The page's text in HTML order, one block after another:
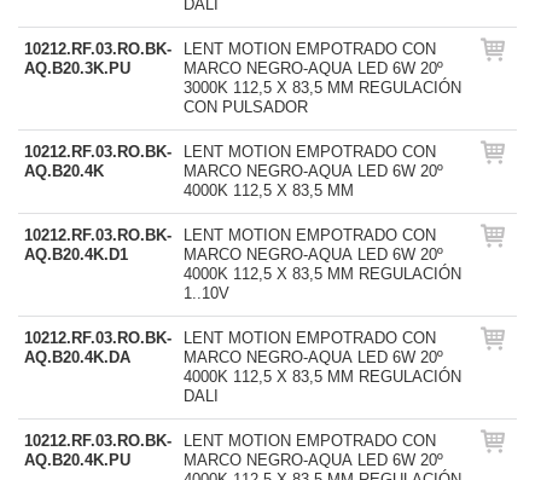
DALI
10212.RF.03.RO.BK-
AQ.B20.3K.PU
LENT MOTION EMPOTRADO CON
MARCO NEGRO-AQUA LED 6W 20º
3000K 112,5 X 83,5 MM REGULACIÓN
CON PULSADOR
10212.RF.03.RO.BK-
AQ.B20.4K
LENT MOTION EMPOTRADO CON
MARCO NEGRO-AQUA LED 6W 20º
4000K 112,5 X 83,5 MM
10212.RF.03.RO.BK-
AQ.B20.4K.D1
LENT MOTION EMPOTRADO CON
MARCO NEGRO-AQUA LED 6W 20º
4000K 112,5 X 83,5 MM REGULACIÓN
1..10V
10212.RF.03.RO.BK-
AQ.B20.4K.DA
LENT MOTION EMPOTRADO CON
MARCO NEGRO-AQUA LED 6W 20º
4000K 112,5 X 83,5 MM REGULACIÓN
DALI
10212.RF.03.RO.BK-
AQ.B20.4K.PU
LENT MOTION EMPOTRADO CON
MARCO NEGRO-AQUA LED 6W 20º